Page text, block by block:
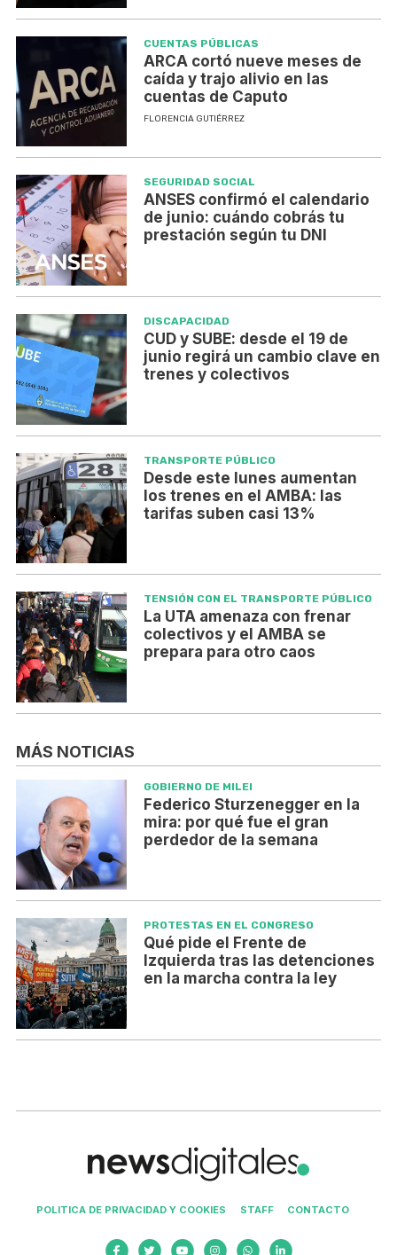
CUENTAS PÚBLICAS
ARCA cortó nueve meses de
caída y trajo alivio en las
cuentas de Caputo
FLORENCIA GUTIÉRREZ
SEGURIDAD SOCIAL
ANSES confirmó el calendario
de junio: cuándo cobrás tu
prestación según tu DNI
DISCAPACIDAD
CUD y SUBE: desde el 19 de
junio regirá un cambio clave en
trenes y colectivos
TRANSPORTE PÚBLICO
Desde este lunes aumentan
los trenes en el AMBA: las
tarifas suben casi 13%
TENSIÓN CON EL TRANSPORTE PÚBLICO
La UTA amenaza con frenar
colectivos y el AMBA se
prepara para otro caos
MÁS NOTICIAS
GOBIERNO DE MILEI
Federico Sturzenegger en la
mira: por qué fue el gran
perdedor de la semana
PROTESTAS EN EL CONGRESO
Qué pide el Frente de
Izquierda tras las detenciones
en la marcha contra la ley
POLITICA DE PRIVACIDAD Y COOKIES STAFF CONTACTO